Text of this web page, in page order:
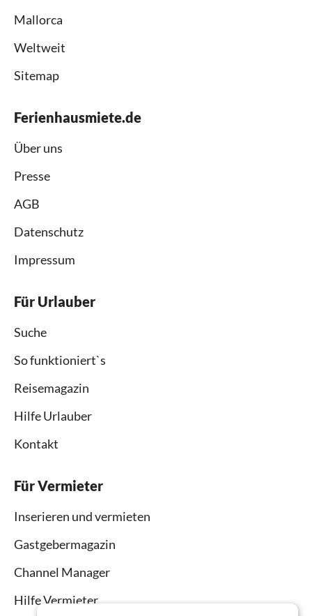
Mallorca
Weltweit
Sitemap
Ferienhausmiete.de
Über uns
Presse
AGB
Datenschutz
Impressum
Für Urlauber
Suche
So funktioniert`s
Reisemagazin
Hilfe Urlauber
Kontakt
Für Vermieter
Inserieren und vermieten
Gastgebermagazin
Channel Manager
Hilfe Vermieter